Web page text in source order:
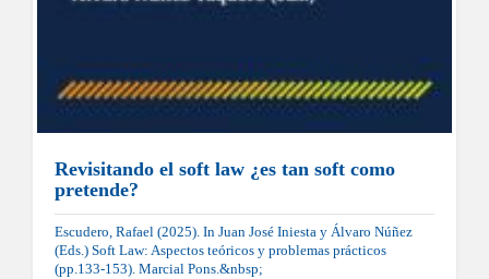
Revisitando el soft law ¿es tan soft como
pretende?
Escudero, Rafael (2025). In Juan José Iniesta y Álvaro Núñez
(Eds.) Soft Law: Aspectos teóricos y problemas prácticos
(pp.133-153). Marcial Pons.&nbsp;